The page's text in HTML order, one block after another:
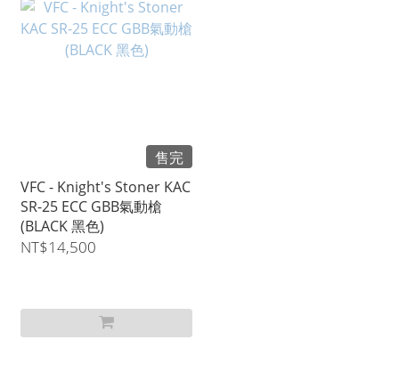
售完
VFC - Knight's Stoner KAC
SR-25 ECC GBB氣動槍
(BLACK 黑色)
NT$14,500